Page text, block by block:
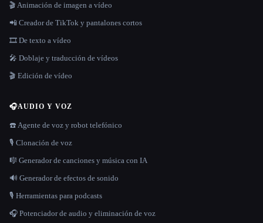
🎬 Animación de imagen a vídeo
📲 Creador de TikTok y pantalones cortos
🎞️ De texto a vídeo
🎤 Doblaje y traducción de vídeos
🎬 Edición de vídeo
🎧AUDIO Y VOZ
☎️ Agente de voz y robot telefónico
🎙️ Clonación de voz
🎼 Generador de canciones y música con IA
🔊 Generador de efectos de sonido
🎙️ Herramientas para podcasts
🎧 Potenciador de audio y eliminación de voz